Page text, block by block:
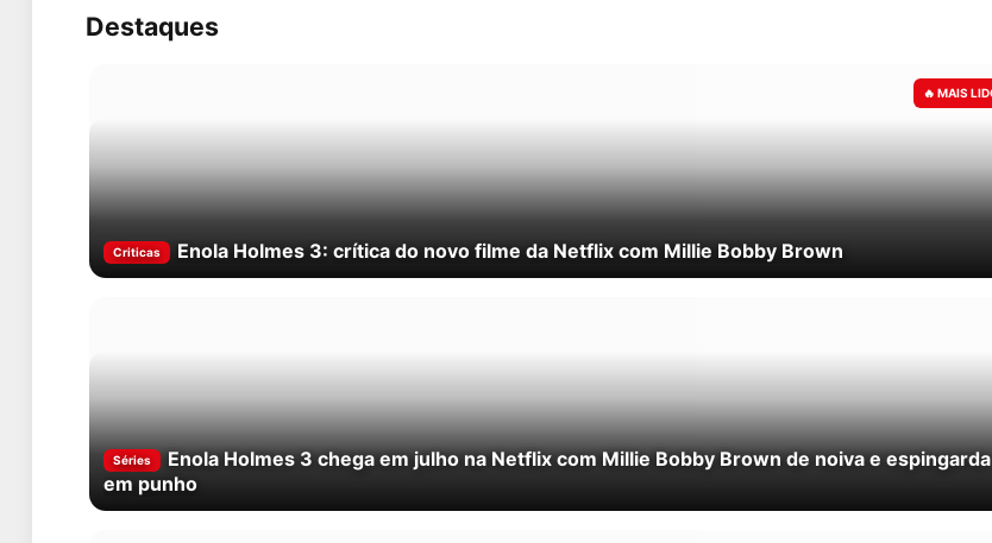
Destaques
Criticas Enola Holmes 3: crítica do novo filme da Netflix com Millie Bobby Brown
Séries
Enola Holmes 3 chega em julho na Netflix com Millie Bobby Brown de noiva e espingarda
em punho